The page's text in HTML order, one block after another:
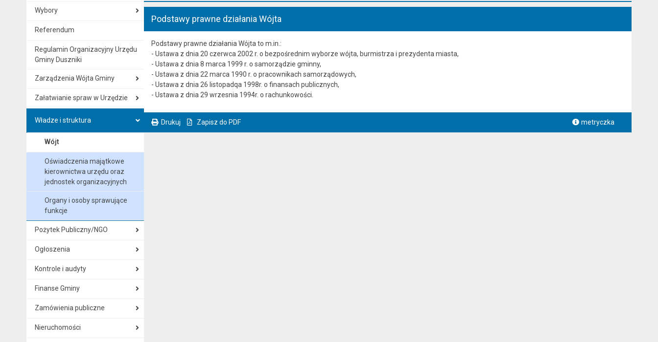
Wybory
Referendum
Regulamin Organizacyjny Urzędu
Gminy Duszniki
Zarządzenia Wójta Gminy
Załatwianie spraw w Urzędzie
Władze i struktura
Wójt
Oświadczenia majątkowe
kierownictwa urzędu oraz
jednostek organizacyjnych
Organy i osoby sprawujące
funkcje
Pożytek Publiczny/NGO
Ogłoszenia
Kontrole i audyty
Finanse Gminy
Zamówienia publiczne
Nieruchomości
Podstawy prawne działania Wójta
Podstawy prawne działania Wójta to m.in.:
- Ustawa z dnia 20 czerwca 2002 r. o bezpośrednim wyborze wójta, burmistrza i prezydenta miasta,
- Ustawa z dnia 8 marca 1999 r. o samorządzie gminny,
- Ustawa z dnia 22 marca 1990 r. o pracownikach samorządowych,
- Ustawa z dnia 26 listopadqa 1998r. o finansach publicznych,
- Ustawa z dnia 29 wrzesnia 1994r. o rachunkowości.
Drukuj Zapisz do PDF metryczka